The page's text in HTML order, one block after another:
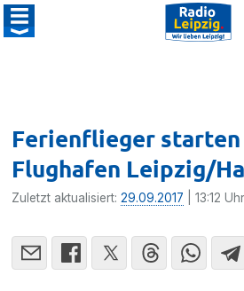
Ferienflieger starten
Flughafen Leipzig/
Zuletzt aktualisiert:29.09.2017 | 13:12 Uhr